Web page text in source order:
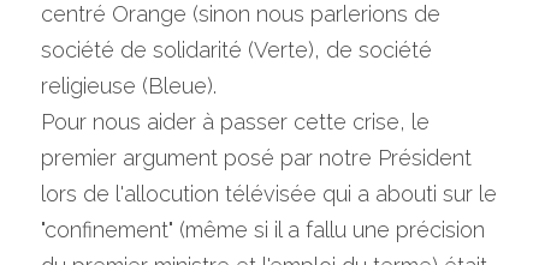
centré Orange (sinon nous parlerions de
société de solidarité (Verte), de société
religieuse (Bleue).
Pour nous aider à passer cette crise, le
premier argument posé par notre Président
lors de l'allocution télévisée qui a abouti sur le
"confinement" (même si il a fallu une précision